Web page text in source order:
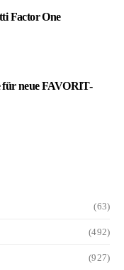
Factor One
für neue FAVORIT-
(63)
(492)
(927)